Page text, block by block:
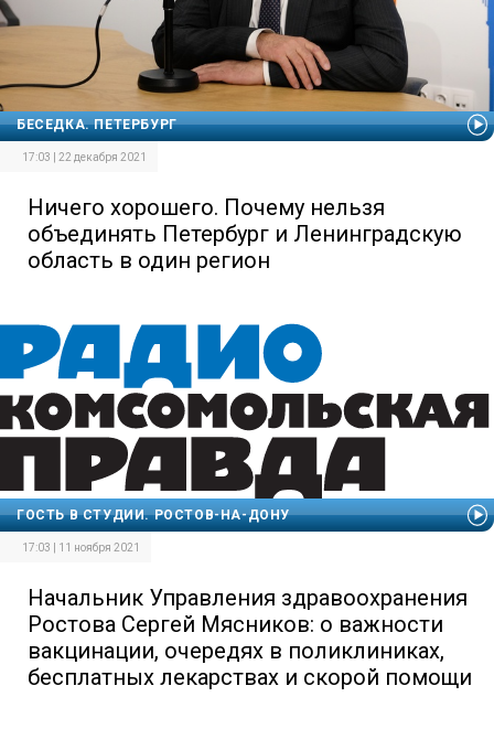
БЕСЕДКА. ПЕТЕРБУРГ
17:03 | 22 декабря 2021
Ничего хорошего. Почему нельзя
объединять Петербург и Ленинградскую
область в один регион
ГОСТЬ В СТУДИИ. РОСТОВ-НА-ДОНУ
17:03 | 11 ноября 2021
Начальник Управления здравоохранения
Ростова Сергей Мясников: о важности
вакцинации, очередях в поликлиниках,
бесплатных лекарствах и скорой помощи